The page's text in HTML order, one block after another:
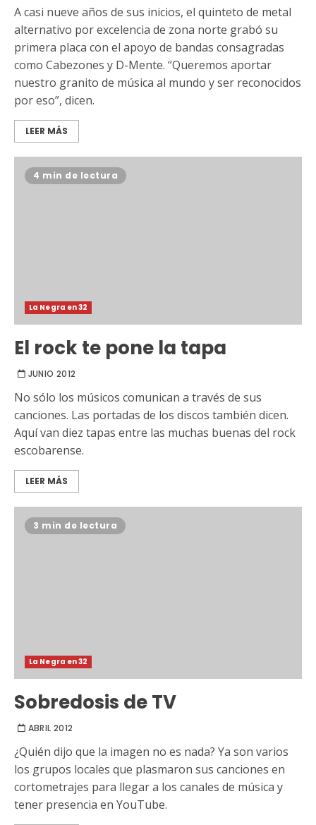
A casi nueve años de sus inicios, el quinteto de metal
alternativo por excelencia de zona norte grabó su
primera placa con el apoyo de bandas consagradas
como Cabezones y D-Mente. “Queremos aportar
nuestro granito de música al mundo y ser reconocidos
por eso”, dicen.
LEER MÁS
4 min de lectura
La Negra en 32
El rock te pone la tapa
JUNIO 2012
No sólo los músicos comunican a través de sus
canciones. Las portadas de los discos también dicen.
Aquí van diez tapas entre las muchas buenas del rock
escobarense.
LEER MÁS
3 min de lectura
La Negra en 32
Sobredosis de TV
ABRIL 2012
¿Quién dijo que la imagen no es nada? Ya son varios
los grupos locales que plasmaron sus canciones en
cortometrajes para llegar a los canales de música y
tener presencia en YouTube.